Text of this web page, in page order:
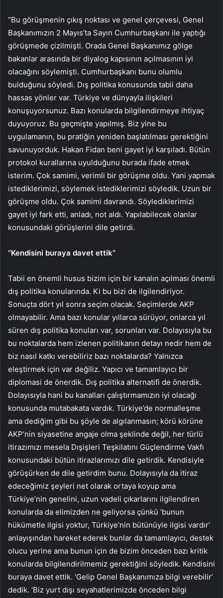
“Bu görüşmenin çıkış noktası ve genel çerçevesi, Genel
Başkanımızın 2 Mayıs’ta Sayın Cumhurbaşkanı ile yaptığı
görüşmede çizilmişti. Orada Genel Başkanımız gölge
bakanlar arasında bir diyalog kapısının açılmasının iyi
olacağını söylemişti. Cumhurbaşkanı bunu olumlu
bulduğunu söyledi. Dış politika konusunda tabii daha
hassas yönler var. Türkiye ve dünyayla ilişkileri
konuşuyorsunuz. Bazı konularda bilgilendirmeye ihtiyaç
duyuyoruz. Bu geçmişte yapılmış. Biz yine bu
uygulamanın, bu pratiğin yeniden başlatılması gerektiğini
savunuyorduk. Hakan Fidan beni gayet iyi karşıladı. Bütün
protokol kurallarına uyulduğunu burada ifade etmek
isterim. Çok samimi, verimli bir görüşme oldu. Yani yapmak
istediklerimizi, söylemek istediklerimizi söyledik. Uzun bir
görüşme oldu. Çok samimi davrandı. Söylediklerimizi
gayet iyi fark etti, anladı, not aldı. Yapılabilecek olanlar
konusundaki görüşlerini dile getirdi.
“Kendisini buraya davet ettik”
Tabii en önemli husus bizim için bir kanalın açılması önemli
dış politika konularında. Ki bu bizi de ilgilendiriyor.
Sonuçta dört yıl sonra seçim olacak. Seçimlerde AKP
olmayabilir. Ama bazı konular yıllarca sürüyor, onlarca yıl
süren dış politika konuları var, sorunları var. Dolayısıyla bu
bu noktalarda hem izlenen politikanın detayı nedir hem de
biz nasıl katkı verebiliriz bazı noktalarda? Yalnızca
eleştirmek için var değiliz. Yapıcı ve tamamlayıcı bir
diplomasi de önerdik. Dış politika alternatifi de önerdik.
Dolayısıyla hani bu kanalları çalıştırmamızın iyi olacağı
konusunda mutabakata vardık. Türkiye’de normalleşme
ama dediğim gibi bu şöyle de algılanmasın; körü körüne
AKP’nin siyasetine angaje olma şeklinde değil, her türlü
itirazımızı mesela Dışişleri Teşkilatını Güçlendirme Vakfı
konusundaki bütün itirazlarımızı dile getirdik. Kendisiyle
görüşürken de dile getirdim bunu. Dolayısıyla da itiraz
edeceğimiz şeyleri net olarak ortaya koyup ama
Türkiye’nin genelini, uzun vadeli çıkarlarını ilgilendiren
konularda da elimizden ne geliyorsa çünkü ‘bunun
hükümetle ilgisi yoktur, Türkiye’nin bütünüyle ilgisi vardır’
anlayışından hareket ederek bunlar da tamamlayıcı, destek
olucu yerine ama bunun için de bizim önceden bazı kritik
konularda bilgilendirilmemiz gerektiğini söyledik. Kendisini
buraya davet ettik. ‘Gelip Genel Başkanımıza bilgi verebilir’
dedik. ‘Biz yurt dışı seyahatlerimizde önceden bilgi